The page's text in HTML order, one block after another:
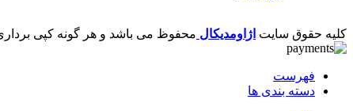
کلیه حقوق سایت اژاومدیکال محفوظ می باشد و هر گونه کپی
فهرست
دسته بندی ها